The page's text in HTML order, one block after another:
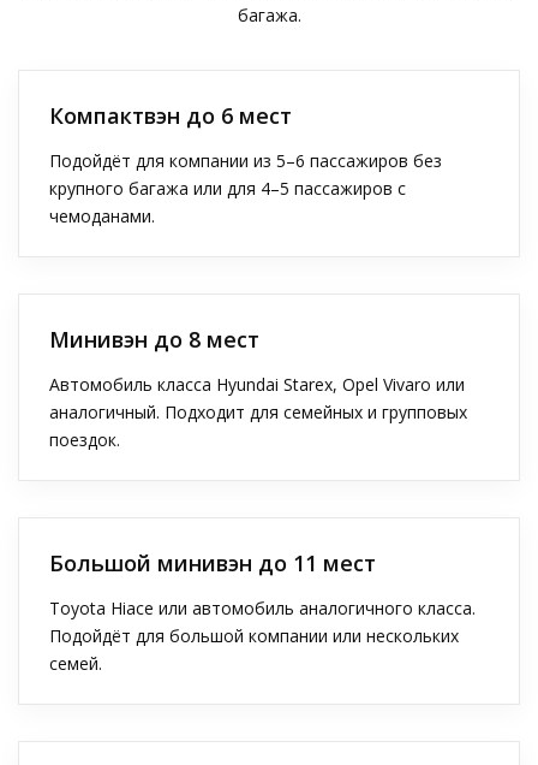
багажа.
Компактвэн до 6 мест
Подойдёт для компании из 5–6 пассажиров без
крупного багажа или для 4–5 пассажиров с
чемоданами.
Минивэн до 8 мест
Автомобиль класса Hyundai Starex, Opel Vivaro или
аналогичный. Подходит для семейных и групповых
поездок.
Большой минивэн до 11 мест
Toyota Hiace или автомобиль аналогичного класса.
Подойдёт для большой компании или нескольких
семей.